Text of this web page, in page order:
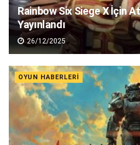
Rainbow Six Siege X İçin
Yayınlandı
26/12/2025
OYUN HABERLERI